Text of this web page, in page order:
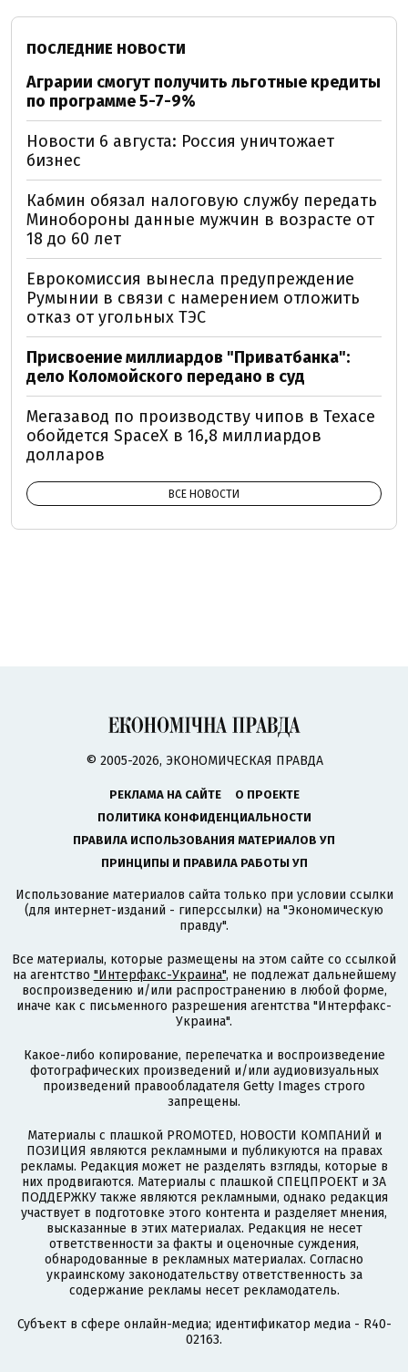
ПОСЛЕДНИЕ НОВОСТИ
Аграрии смогут получить льготные кредиты
по программе 5-7-9%
Новости 6 августа: Россия уничтожает
бизнес
Кабмин обязал налоговую службу передать
Минобороны данные мужчин в возрасте от
18 до 60 лет
Еврокомиссия вынесла предупреждение
Румынии в связи с намерением отложить
отказ от угольных ТЭС
Присвоение миллиардов "Приватбанка":
дело Коломойского передано в суд
Мегазавод по производству чипов в Техасе
обойдется SpaceX в 16,8 миллиардов
долларов
ВСЕ НОВОСТИ
© 2005-2026, ЭКОНОМИЧЕСКАЯ ПРАВДА
РЕКЛАМА НА САЙТЕ
О ПРОЕКТЕ
ПОЛИТИКА КОНФИДЕНЦИАЛЬНОСТИ
ПРАВИЛА ИСПОЛЬЗОВАНИЯ МАТЕРИАЛОВ УП
ПРИНЦИПЫ И ПРАВИЛА РАБОТЫ УП
Использование материалов сайта только при условии ссылки
(для интернет-изданий - гиперссылки) на "Экономическую
правду".
Все материалы, которые размещены на этом сайте со ссылкой
на агентство "Интерфакс-Украина", не подлежат дальнейшему
воспроизведению и/или распространению в любой форме,
иначе как с письменного разрешения агентства "Интерфакс-
Украина".
Какое-либо копирование, перепечатка и воспроизведение
фотографических произведений и/или аудиовизуальных
произведений правообладателя Getty Images строго
запрещены.
Материалы с плашкой PROMOTED, НОВОСТИ КОМПАНИЙ и
ПОЗИЦИЯ являются рекламными и публикуются на правах
рекламы. Редакция может не разделять взгляды, которые в
них продвигаются. Материалы с плашкой СПЕЦПРОЕКТ и ЗА
ПОДДЕРЖКУ также являются рекламными, однако редакция
участвует в подготовке этого контента и разделяет мнения,
высказанные в этих материалах. Редакция не несет
ответственности за факты и оценочные суждения,
обнародованные в рекламных материалах. Согласно
украинскому законодательству ответственность за
содержание рекламы несет рекламодатель.
Субъект в сфере онлайн-медиа; идентификатор медиа - R40-
02163.